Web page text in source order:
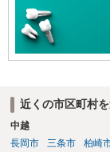
近くの市区町村
中越
長岡市
三条市 柏崎